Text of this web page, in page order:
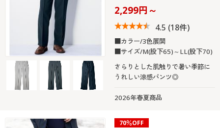
2,299円～
4.5 (18件)
■カラー/3色展開
■サイズ/M(股下65)～LL(股下70)
さらりとした肌触りで暑い季節に
うれしい涼感パンツ◎
2026年春夏商品
70％OFF